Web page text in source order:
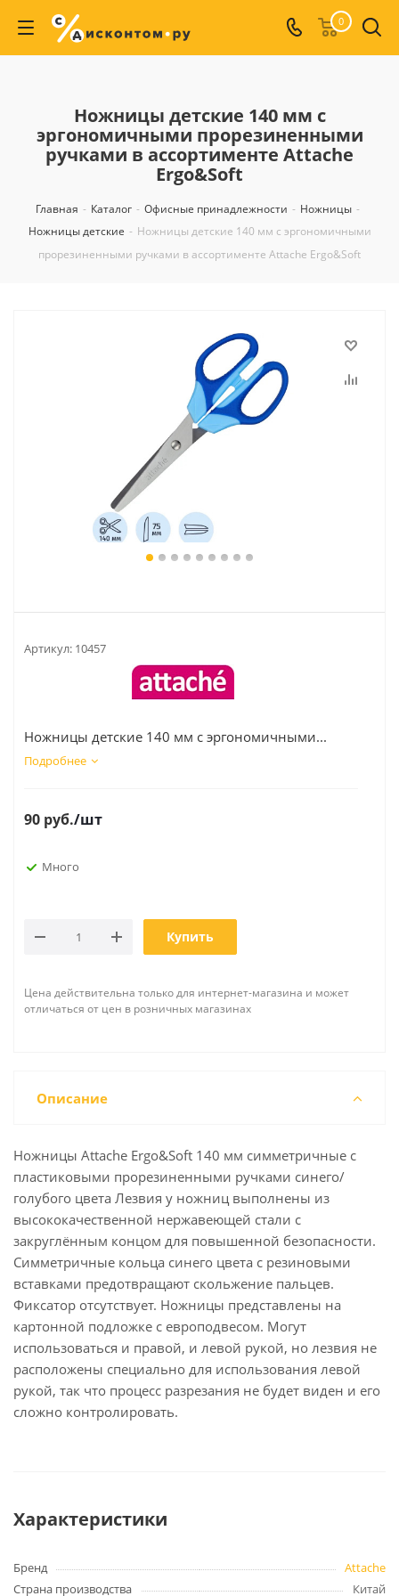
0
Ножницы детские 140 мм с
эргономичными прорезиненными
ручками в ассортименте Attache
Ergo&Soft
Главная - Каталог - Офисные принадлежности - Ножницы -
Ножницы детские - Ножницы детские 140 мм с эргономичными
прорезиненными ручками в ассортименте Attache Ergo&Soft
Артикул: 10457
Ножницы детские 140 мм с эргономичными...
Подробнее
90 руб./шт
Много
Купить
Цена действительна только для интернет-магазина и может
отличаться от цен в розничных магазинах
Описание
Ножницы Attache Ergo&Soft 140 мм симметричные с
пластиковыми прорезиненными ручками синего/
голубого цвета Лезвия у ножниц выполнены из
высококачественной нержавеющей стали с
закруглённым концом для повышенной безопасности.
Симметричные кольца синего цвета с резиновыми
вставками предотвращают скольжение пальцев.
Фиксатор отсутствует. Ножницы представлены на
картонной подложке с европодвесом. Могут
использоваться и правой, и левой рукой, но лезвия не
расположены специально для использования левой
рукой, так что процесс разрезания не будет виден и его
сложно контролировать.
Характеристики
Бренд
Attache
Страна производства
Китай